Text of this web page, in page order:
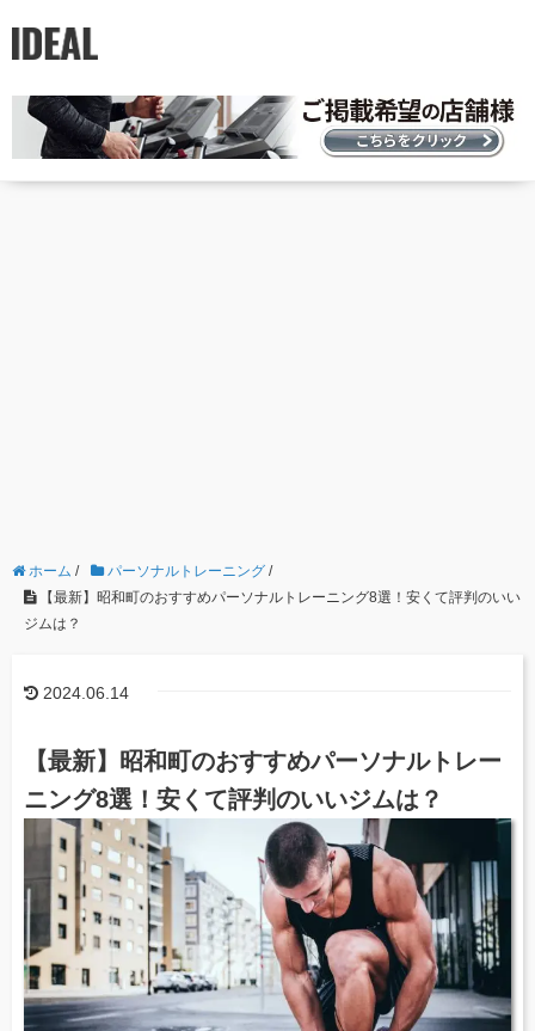
ホーム / パーソナルトレーニング /
【最新】昭和町のおすすめパーソナルトレーニング8選！安くて評判のいい
ジムは？
2024.06.14
【最新】昭和町のおすすめパーソナルトレー
ニング8選！安くて評判のいいジムは？